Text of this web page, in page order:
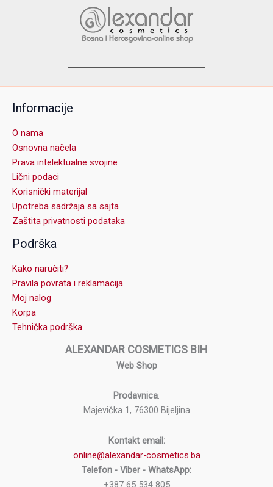
Informacije
O nama
Osnovna načela
Prava intelektualne svojine
Lični podaci
Korisnički materijal
Upotreba sadržaja sa sajta
Zaštita privatnosti podataka
Podrška
Kako naručiti?
Pravila povrata i reklamacija
Moj nalog
Korpa
Tehnička podrška
ALEXANDAR COSMETICS BIH
Web Shop
Prodavnica:
Majevička 1, 76300 Bijeljina
Kontakt email:
online@alexandar-cosmetics.ba
Telefon - Viber - WhatsApp:
+387 65 534 805